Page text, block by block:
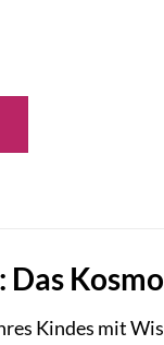
Kindes mit